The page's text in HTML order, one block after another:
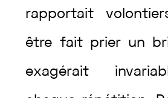
rapportait
être fait prier un
exagérait